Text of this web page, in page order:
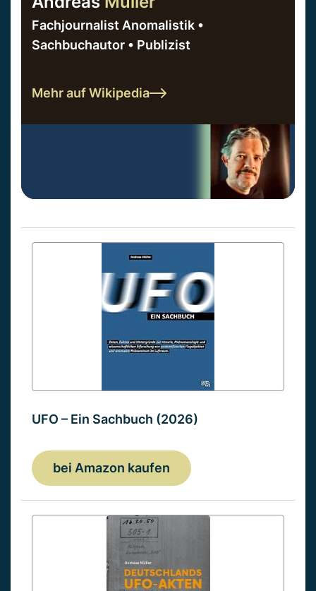
Fachjournalist Anomalistik •
Sachbuchautor • Publizist
Mehr auf Wikipedia
UFO – Ein Sachbuch (2026)
bei Amazon kaufen